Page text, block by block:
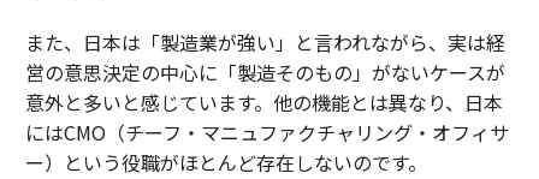
また、日本は「製造業が強い」と言われながら、実は経
営の意思決定の中心に「製造そのもの」がないケースが
意外と多いと感じています。他の機能とは異なり、日本
にはCMO（チーフ・マニュファクチャリング・オフィサ
ー）という役職がほとんど存在しないのです。